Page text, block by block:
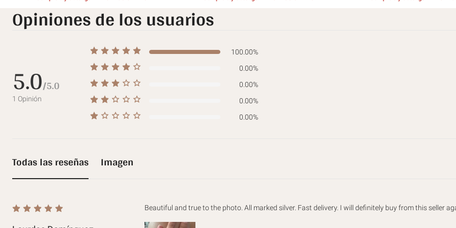
Opiniones de los usuarios
5.0/5.0
1 Opinión
100.00%
0.00%
0.00%
0.00%
0.00%
Todas las reseñas Imagen
Beautiful and true to the photo. All marked silver. Fast delivery. I will definitely buy from this seller